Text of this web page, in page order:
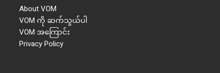
About VOM
VOM ကို ဆက်သွယ်ပါ
VOM အကြောင်း
Privacy Policy